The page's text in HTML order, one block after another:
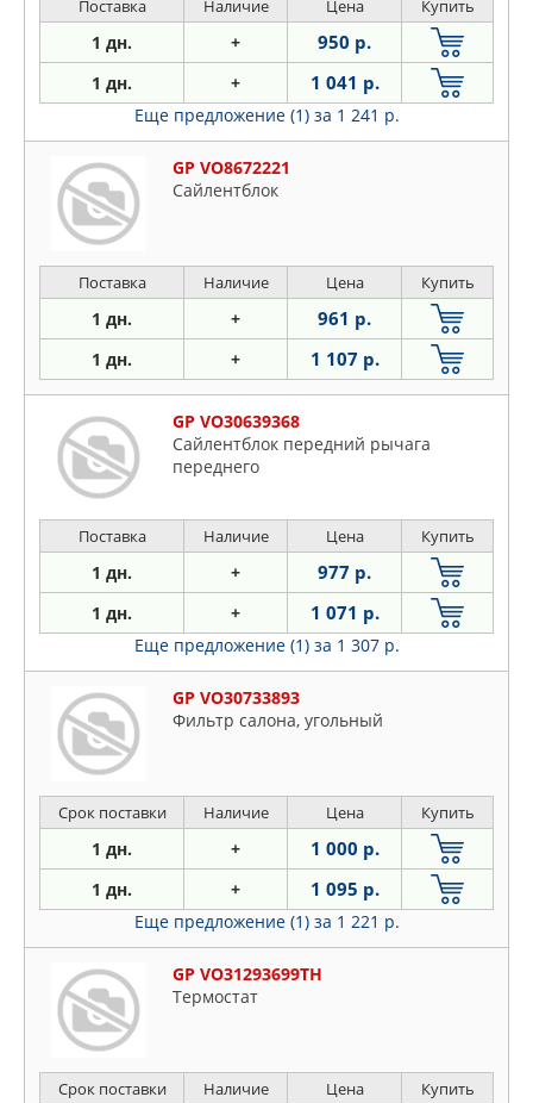
Поставка Наличие Цена Купить
1 дн. + 950 р.
1 дн. + 1 041 р.
Еще предложение (1) за 1 241 р.
GP VO8672221
Сайлентблок
Поставка Наличие Цена Купить
1 дн. + 961 р.
1 дн. + 1 107 р.
GP VO30639368
Сайлентблок передний рычага
переднего
Поставка Наличие Цена Купить
1 дн. + 977 р.
1 дн. + 1 071 р.
Еще предложение (1) за 1 307 р.
GP VO30733893
Фильтр салона, угольный
Срок поставки Наличие Цена Купить
1 дн. + 1 000 р.
1 дн. + 1 095 р.
Еще предложение (1) за 1 221 р.
GP VO31293699TH
Термостат
Срок поставки Наличие Цена Купить